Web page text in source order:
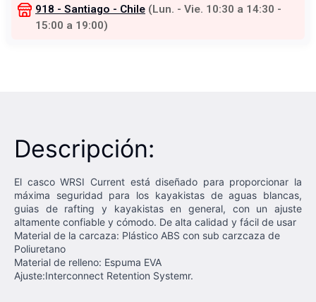
918 - Santiago - Chile (Lun. - Vie. 10:30 a 14:30 -
15:00 a 19:00)
Descripción:
El casco WRSI Current está diseñado para proporcionar la
máxima seguridad para los kayakistas de aguas blancas,
guias de rafting y kayakistas en general, con un ajuste
altamente confiable y cómodo. De alta calidad y fácil de usar
Material de la carcaza: Plástico ABS con sub carzcaza de
Poliuretano
Material de relleno: Espuma EVA
Ajuste:Interconnect Retention Systemr.